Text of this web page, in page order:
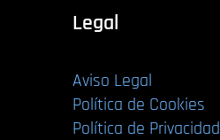
Legal
Aviso Legal
Política de Cookies
Política de Privacidad